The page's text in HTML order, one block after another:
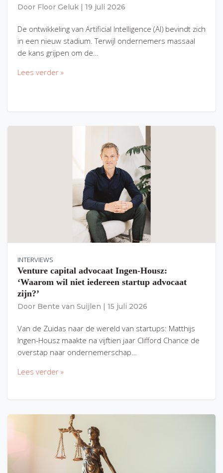
Door Floor Geluk 19 juli 2026
De ontwikkeling van Artificial Intelligence (AI) bevindt zich
in een nieuw stadium. Terwijl ondernemers massaal
de kans grijpen om de…
Lees verder »
INTERVIEWS
Venture capital advocaat Ingen-Housz:
‘Waarom wil niet iedereen startup advocaat
zijn?’
Door Bente van Suijlen 15 juli 2026
Van de Zuidas naar de wereld van startups: Matthijs
Ingen-Housz maakte na vijftien jaar Clifford Chance de
overstap naar ondernemerschap…
Lees verder »